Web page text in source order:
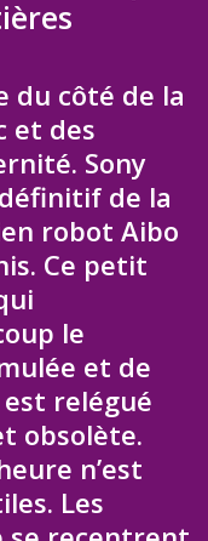
du côté de la
et des
Sony
de la
robot Aibo
Ce petit
le
et de
relégué
obsolète.
n’est
Les